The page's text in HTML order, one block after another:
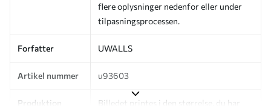
flere oplysninger nedenfor eller under
tilpasningsprocessen.
Forfatter UWALLS
Artikel nummer u93603
Produktion
Billedet printes i den størrelse, du har